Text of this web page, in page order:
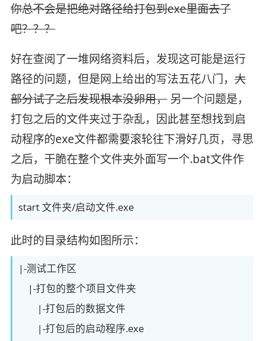
你总不会是把绝对路径给打包到exe里面去了
吧？？？
好在查阅了一堆网络资料后，发现这可能是运行
路径的问题，但是网上给出的写法五花八门， 大
部分试了之后发现根本没卵用，另一个问题是，
打包之后的文件夹过于杂乱，因此甚至想找到启
动程序的exe文件都需要滚轮往下滑好几页，寻思
之后，干脆在整个文件夹外面写一个.bat文件作
为启动脚本：
start 文件夹/启动文件.exe
此时的目录结构如图所示：
|-测试工作区
|-打包的整个项目文件夹
|-打包后的数据文件
|-打包后的启动程序.exe